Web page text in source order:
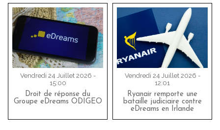
Vendredi 24 Juillet 2026 -
15:00
Droit de réponse du
Groupe eDreams ODIGEO
Vendredi 24 Juillet 2026 -
12:01
Ryanair remporte une
bataille judiciaire contre
eDreams en Irlande